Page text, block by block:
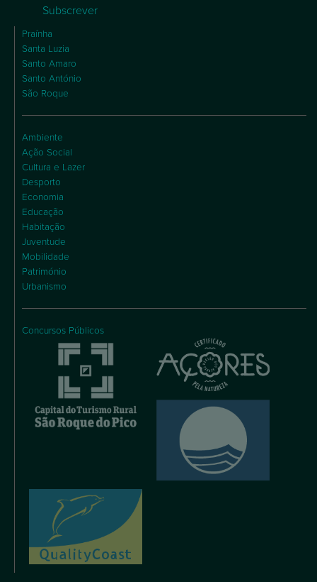
Subscrever
Praínha
Santa Luzia
Santo Amaro
Santo António
São Roque
Ambiente
Ação Social
Cultura e Lazer
Desporto
Economia
Educação
Habitação
Juventude
Mobilidade
Património
Urbanismo
Concursos Públicos